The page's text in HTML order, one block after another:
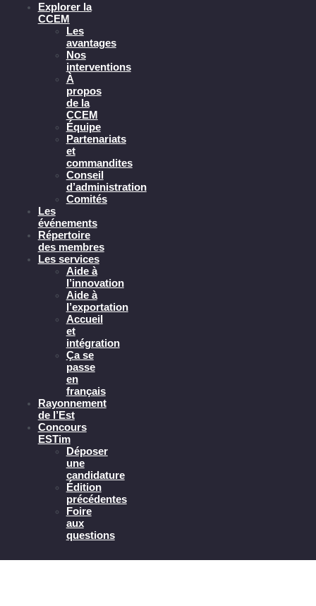
Explorer la
CCEM
Les
avantages
Nos
interventions
À
propos
de la
CCEM
Équipe
Partenariats
et
commandites
Conseil
d’administration
Comités
Les
événements
Répertoire
des membres
Les services
Aide à
l’innovation
Aide à
l’exportation
Accueil
et
intégration
Ça se
passe
en
français
Rayonnement
de l’Est
Concours
ESTim
Déposer
une
candidature
Édition
précédentes
Foire
aux
questions